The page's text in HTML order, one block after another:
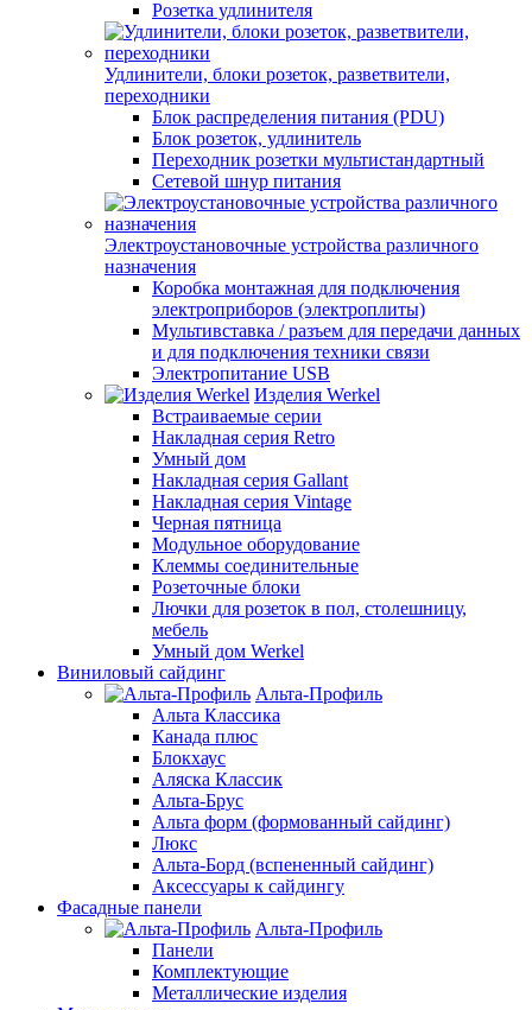
Розетка удлинителя
Удлинители, блоки розеток, разветвители,
переходники
Блок распределения питания (PDU)
Блок розеток, удлинитель
Переходник розетки мультистандартный
Сетевой шнур питания
Электроустановочные устройства различного
назначения
Коробка монтажная для подключения
электроприборов (электроплиты)
Мультивставка / разъем для передачи данных
и для подключения техники связи
Электропитание USB
Изделия Werkel
Встраиваемые серии
Накладная серия Retro
Умный дом
Накладная серия Gallant
Накладная серия Vintage
Черная пятница
Модульное оборудование
Клеммы соединительные
Розеточные блоки
Лючки для розеток в пол, столешницу,
мебель
Умный дом Werkel
Виниловый сайдинг
Альта-Профиль
Альта Классика
Канада плюс
Блокхаус
Аляска Классик
Альта-Брус
Альта форм (формованный сайдинг)
Люкс
Альта-Борд (вспененный сайдинг)
Аксессуары к сайдингу
Фасадные панели
Альта-Профиль
Панели
Комплектующие
Металлические изделия